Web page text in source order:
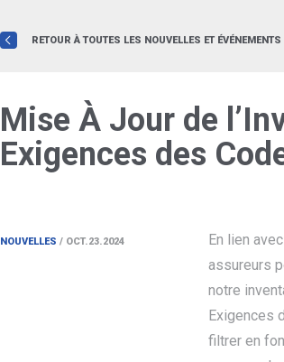
RETOUR À TOUTES LES NOUVELLES ET ÉVÉNEMENTS
Mise À Jour de
Exigences des
NOUVELLES / OCT.23.2024
En lien
assureurs
notre
Exigences
filtrer en